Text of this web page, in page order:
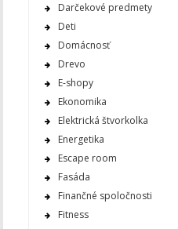
Darčekové predmety
Deti
Domácnosť
Drevo
E-shopy
Ekonomika
Elektrická štvorkolka
Energetika
Escape room
Fasáda
Finančné spoločnosti
Fitness